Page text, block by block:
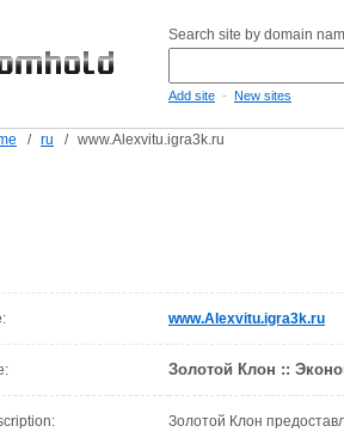
Search site by domain
Add site - New sites
/ ru / www.Alexvitu.igra3k.ru
www.Alexvitu.igra3k.ru
Золотой Клон ::
Золотой Клон